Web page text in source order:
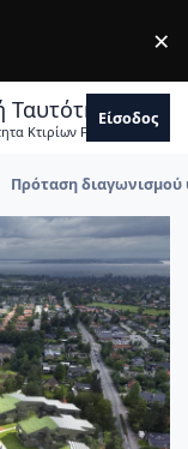
×
Ταυτότητα
Κτιρίων Forum
Είσοδος
Πρόταση διαγωνισμού